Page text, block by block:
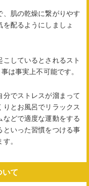
、肌の乾燥に繋がりやす
配るようにしましょ
しているとされるスト
は事実上不可能です。
分でストレスが溜まって
とお風呂でリラックス
などで適度な運動をする
といった習慣をつける事
。
いて